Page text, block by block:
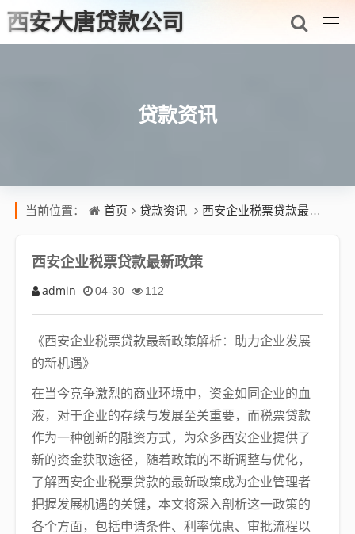
西安大唐贷款公司
贷款资讯
当前位置： 首页 贷款资讯 西安企业税票贷款最新政策
西安企业税票贷款最新政策
admin 04-30 112
《西安企业税票贷款最新政策解析：助力企业发展
的新机遇》
在当今竞争激烈的商业环境中，资金如同企业的血
液，对于企业的存续与发展至关重要，而税票贷款
作为一种创新的融资方式，为众多西安企业提供了
新的资金获取途径，随着政策的不断调整与优化，
了解西安企业税票贷款的最新政策成为企业管理者
把握发展机遇的关键，本文将深入剖析这一政策的
各个方面，包括申请条件、利率优惠、审批流程以